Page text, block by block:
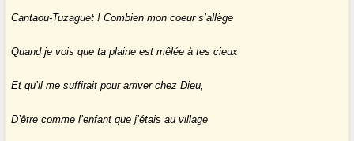
Cantaou-Tuzaguet ! Combien mon coeur s’allège
Quand je vois que ta plaine est mêlée à tes cieux
Et qu’il me suffirait pour arriver chez Dieu,
D’être comme l’enfant que j’étais au village